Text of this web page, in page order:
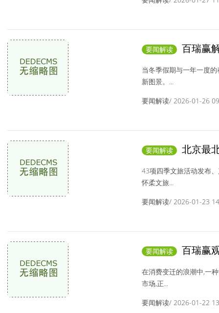
要闻解读
百瑞赢
消费新篇章
当冬季假期与一年一度
新图景。...
要闻解读/ 2026-01-26
要闻解读
北京最
办多项重磅举措
43项四季文旅活动发布
怀柔文旅...
要闻解读/ 2026-01-23
要闻解读
百瑞赢
力崛起
在消费变迁的浪潮中,一
市场,正...
要闻解读/ 2026-01-22